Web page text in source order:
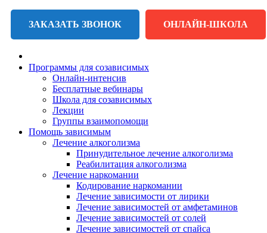
ЗАКАЗАТЬ ЗВОНОК ОНЛАЙН-ШКОЛА
Программы для созависимых
Онлайн-интенсив
Бесплатные вебинары
Школа для созависимых
Лекции
Группы взаимопомощи
Помощь зависимым
Лечение алкоголизма
Принудительное лечение алкоголизма
Реабилитация алкоголизма
Лечение наркомании
Кодирование наркомании
Лечение зависимости от лирики
Лечение зависимостей от амфетаминов
Лечение зависимостей от солей
Лечение зависимостей от спайса